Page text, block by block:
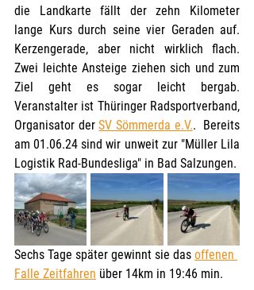
die Landkarte fällt der zehn Kilometer
lange Kurs durch seine vier Geraden auf.
Kerzengerade, aber nicht wirklich flach.
Zwei leichte Ansteige ziehen sich und zum
Ziel geht es sogar leicht bergab.
Veranstalter ist Thüringer Radsportverband,
Organisator der SV Sömmerda e.V..  Bereits
am 01.06.24 sind wir unweit zur "Müller Lila
Logistik Rad-Bundesliga" in Bad Salzungen.
Sechs Tage später gewinnt sie das offenen
Falle Zeitfahren über 14km in 19:46 min.